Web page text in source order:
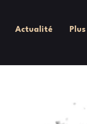
Actualité Plus